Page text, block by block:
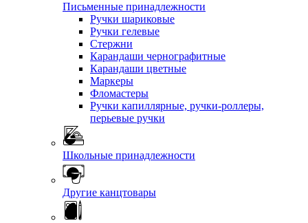
Письменные принадлежности
Ручки шариковые
Ручки гелевые
Стержни
Карандаши чернографитные
Карандаши цветные
Маркеры
Фломастеры
Ручки капиллярные, ручки-роллеры,
перьевые ручки
Школьные принадлежности
Другие канцтовары